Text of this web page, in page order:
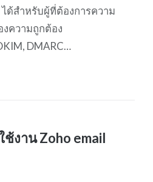
ด้สำหรับผู้ที่ต้องการความ
ความถูกต้อง
DMARC…
งาน Zoho email